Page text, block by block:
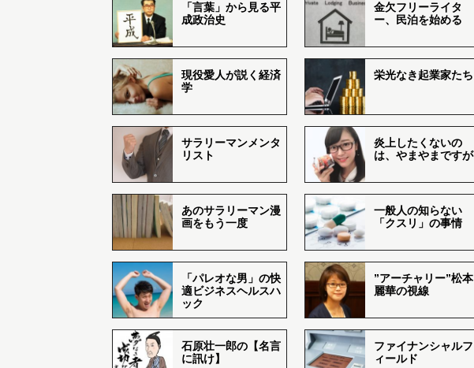
「言葉」から見る平
成政治史
金欠フリーライタ
ー、民泊を始める
現役愛人が説く経済
学
栄光なき起業家たち
サラリーマンメンタ
リスト
炎上したくないの
は、やまやまですが
あのサラリーマン漫
画をもう一度
一般人の知らない
「クスリ」の事情
「パレオな男」の快
適ビジネスヘルスハ
ック
”アーチャリー”松本
麗華の視線
石原壮一郎の【名言
に訊け】
ファイナンシャルフ
ィールド